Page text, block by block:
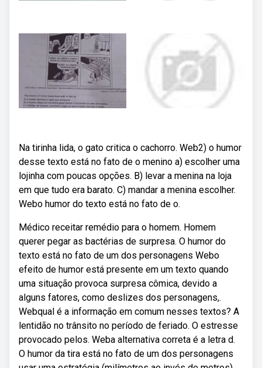
Na tirinha lida, o gato critica o cachorro. Web2) o humor
desse texto está no fato de o menino a) escolher uma
lojinha com poucas opções. B) levar a menina na loja
em que tudo era barato. C) mandar a menina escolher.
Webo humor do texto está no fato de o.
Médico receitar remédio para o homem. Homem
querer pegar as bactérias de surpresa. O humor do
texto está no fato de um dos personagens Webo
efeito de humor está presente em um texto quando
uma situação provoca surpresa cômica, devido a
alguns fatores, como deslizes dos personagens,.
Webqual é a informação em comum nesses textos? A
lentidão no trânsito no período de feriado. O estresse
provocado pelos. Weba alternativa correta é a letra d.
O humor da tira está no fato de um dos personagens